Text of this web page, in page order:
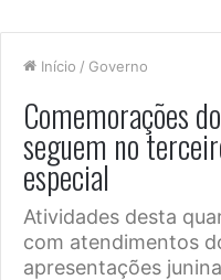
Início / Governo
Comemorações
seguem no
especial
Atividades desta
com atendimentos
apresentações